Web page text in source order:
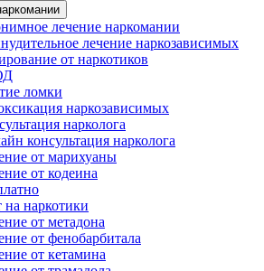
лечение наркомании
лечение наркозависимых
от наркотиков
ломки
наркозависимых
нарколога
консультация нарколога
от марихуаны
от кодеина
на наркотики
от метадона
от фенобарбитала
от кетамина